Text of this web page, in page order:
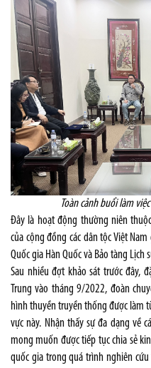
Toàn cảnh buổi làm
Đây là hoạt động thường niên
của cộng đồng các dân tộc Việt
Quốc gia Hàn Quốc và Bảo tàng Lịch
Sau nhiều đợt khảo sát trước đây,
Trung vào tháng 9/2022, đoàn
hình thuyền truyền thống được làm
vực này. Nhận thấy sự đa dạng về
mong muốn được tiếp tục chia sẻ
quốc gia trong quá trình nghiên